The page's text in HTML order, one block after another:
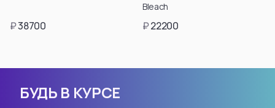
₽38700
Bleach
₽22200
БУДЬ В КУРСЕ